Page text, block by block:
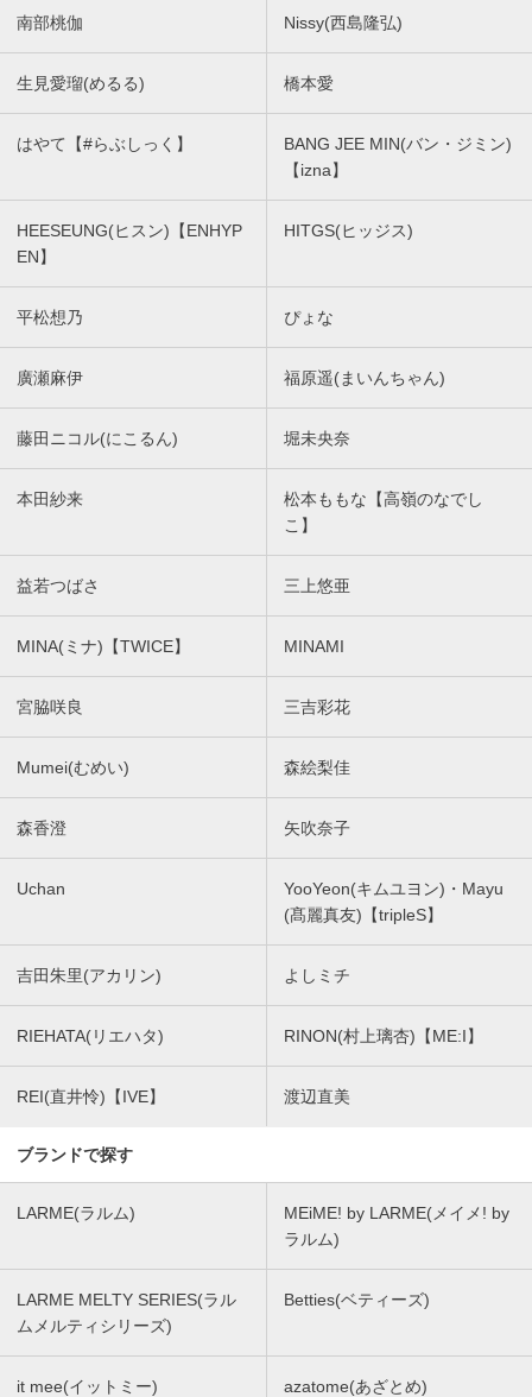
南部桃伽 Nissy(西島隆弘)
生見愛瑠(めるる) 橋本愛
はやて【#らぶしっく】
BANG JEE MIN(バン・ジミン)
【izna】
HEESEUNG(ヒスン)【ENHYP
EN】
HITGS(ヒッジス)
平松想乃 ぴょな
廣瀬麻伊 福原遥(まいんちゃん)
藤田ニコル(にこるん) 堀未央奈
本田紗来
松本ももな【高嶺のなでし
こ】
益若つばさ 三上悠亜
MINA(ミナ)【TWICE】 MINAMI
宮脇咲良 三吉彩花
Mumei(むめい) 森絵梨佳
森香澄 矢吹奈子
Uchan
YooYeon(キムユヨン)・Mayu
(髙麗真友)【tripleS】
吉田朱里(アカリン) よしミチ
RIEHATA(リエハタ) RINON(村上璃杏)【ME:I】
REI(直井怜)【IVE】 渡辺直美
ブランドで探す
LARME(ラルム)
MEiME! by LARME(メイメ! by
ラルム)
LARME MELTY SERIES(ラル
ムメルティシリーズ)
Betties(ベティーズ)
it mee(イットミー) azatome(あざとめ)